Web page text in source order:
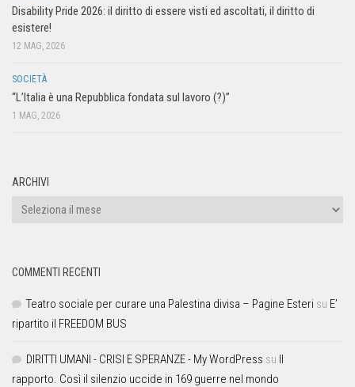
Disability Pride 2026: il diritto di essere visti ed ascoltati, il diritto di
esistere!
12 MAG, 2026
SOCIETÀ
“L’Italia è una Repubblica fondata sul lavoro (?)”
1 MAG, 2026
ARCHIVI
COMMENTI RECENTI
Teatro sociale per curare una Palestina divisa – Pagine Esteri su E’
ripartito il FREEDOM BUS
DIRITTI UMANI - CRISI E SPERANZE - My WordPress su Il
rapporto. Così il silenzio uccide in 169 guerre nel mondo